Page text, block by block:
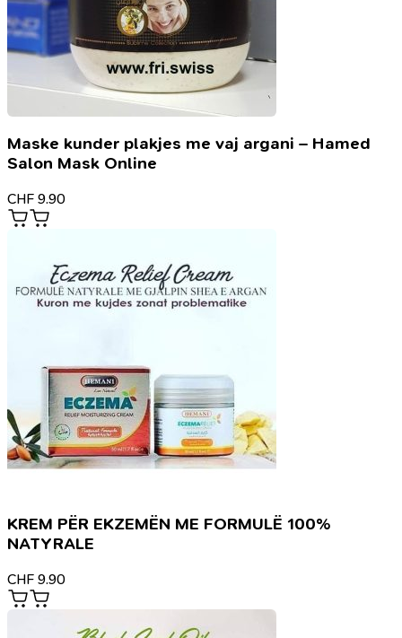
Maske kunder plakjes me vaj argani – Hamed
Salon Mask Online
CHF 9.90
KREM PËR EKZEMËN ME FORMULË 100%
NATYRALE
CHF 9.90